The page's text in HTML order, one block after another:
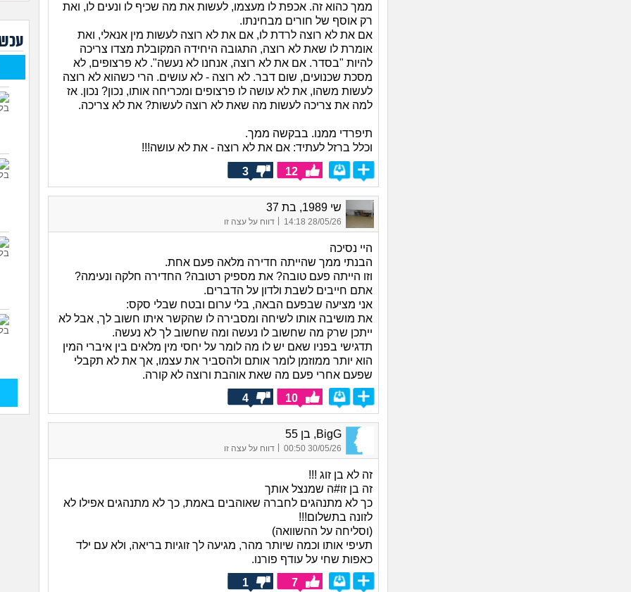
ממך כהוא זה. אכפת לו מעצמו, לעשות את מה שכיף לו ונעים לו, ואת
רק אוסף של חורים מבחינתו.
אם את לא רוצה לרדת לו, אם את לא רוצה לעשות מין אנאלי, ואת
אומרת לו שאת לא רוצה, התגובה היחידה המקובלת מצדו צריכה
להיות "בסדר. אם את לא רוצה, אנחנו לא נעשה". לא פרצופים, לא
מסכת שכנועים, שום דבר. לא רוצה - לא עושים. הרי כשהוא לא רוצה
לעשות משהו, את לא עושה לו פרצופים ומכריחה אותו, נכון? נכון. אז
למה את צריכה לעשות מה שאת לא רוצה לעשות? את לא צריכה.
תיפרדי ממנו. בבקשה ממך.
וכלל ברזל לעתיד: אם את לא רוצה - את לא עושה!!!
12
3
שי 1989, בת 37
28/05/26 14:18
| דווח על עצה זו
היי נסיכה
הבנתי ממך שהייתה חדירה מלאה פעם אחת.
וזו הייתה פעם טובה? את מספיק רטובה? החדירה חלקה ונעימה?
אתם חייבים לשבת ולדון על הדברים.
אני מציעה שבפעם הבאה, בלי ערום ובטח שבלי סקס:
את מושיבה אותו לשיחה ומסבירה לו שהקשר איתו חשוב לך, אבל לא
ייתכן שרק מה שחשוב לו נעשה ומה שחשוב לך לא נעשה.
תדגישי בפניו שאם יש לו מה לומר על יחסי מין מלאים בין איברי המין
הוא יותר ממוזמן לומר אותם ולהסביר את עצמו, אך את לא תקבלי
שפעם אחרי פעם מה שאת אוהבת ורוצה לא קורה.
10
4
BigG, בן 55
30/05/26 00:50 דווח על עצה זו
זה לא בן זוג !!!
זה בן זו#ה שמנצל אותך
כך לא מתנהגים לחברה שאוהבים באמת, כך לא מתנהגים אפילו לא
לזונה בתשלום!!!
(וסליחה על ההשוואה)
תעיפי אותו וכמה שיותר מהר, מגיעה לך זוגיות בריאה, ולא עם ילד
כאפות שחי על עודף פורנו.
7
1